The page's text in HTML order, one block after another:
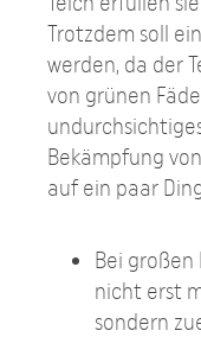
Trotzdem soll
werden, da der
von grünen
Bekämpfung
auf ein paar
Bei
nicht erst
sondern